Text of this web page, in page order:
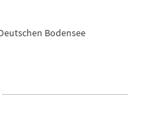
Bodensee